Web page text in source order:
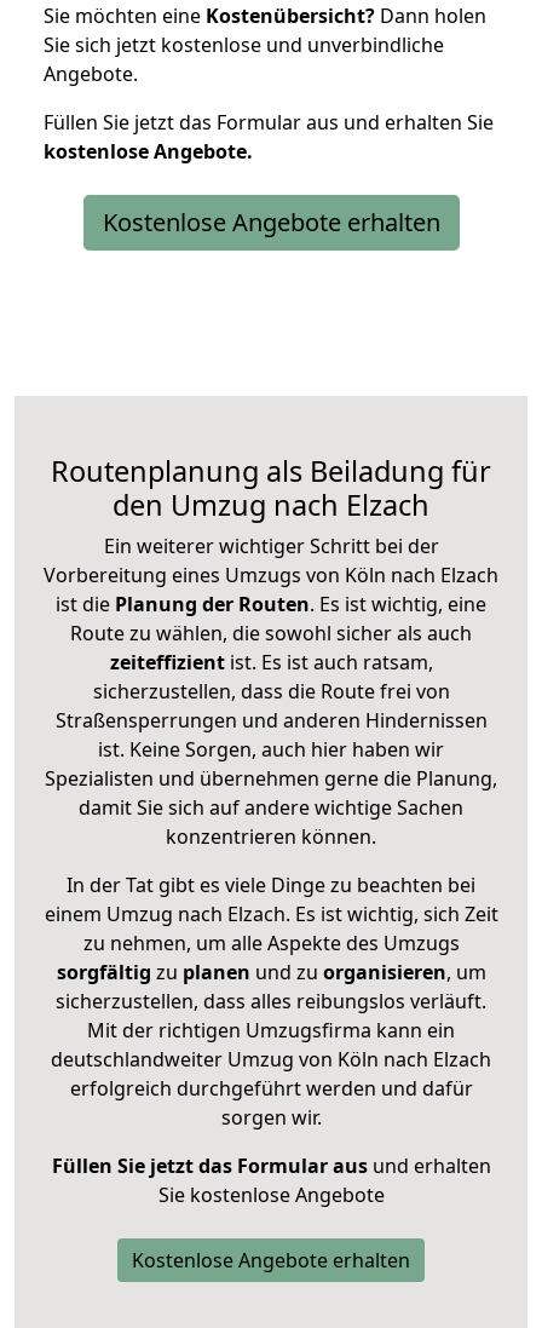
Sie möchten eine Kostenübersicht? Dann holen
Sie sich jetzt kostenlose und unverbindliche
Angebote.
Füllen Sie jetzt das Formular aus und erhalten Sie
kostenloseAngebote.
Kostenlose Angebote erhalten
Routenplanung als Beiladung für
den Umzug nach Elzach
Ein weiterer wichtiger Schritt bei der
Vorbereitung eines Umzugs von Köln nach Elzach
ist die Planung der Routen. Es ist wichtig, eine
Route zu wählen, die sowohl sicher als auch
zeiteffizientist. Es ist auch ratsam,
sicherzustellen, dass die Route frei von
Straßensperrungen und anderen Hindernissen
ist. Keine Sorgen, auch hier haben wir
Spezialisten und übernehmen gerne die Planung,
damit Sie sich auf andere wichtige Sachen
konzentrieren können.
In der Tat gibt es viele Dinge zu beachten bei
einem Umzug nach Elzach. Es ist wichtig, sich Zeit
zu nehmen, um alle Aspekte des Umzugs
sorgfältig zu planen und zu organisieren, um
sicherzustellen, dass alles reibungslos verläuft.
Mit der richtigen Umzugsfirma kann ein
deutschlandweiter Umzug von Köln nach Elzach
erfolgreich durchgeführt werden und dafür
sorgen wir.
Füllen Sie jetzt das Formular ausund erhalten
Sie kostenlose Angebote
Kostenlose Angebote erhalten